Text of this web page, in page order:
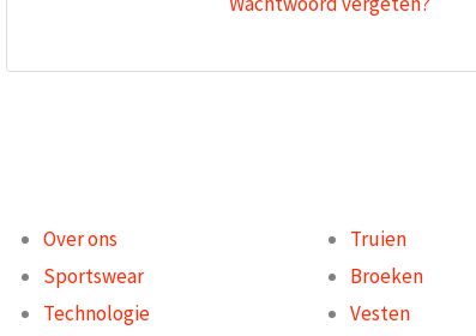
Over ons
Sportswear
Technologie
Truien
Broeken
Vesten